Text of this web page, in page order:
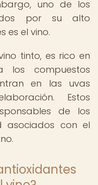
uno de los
por su alto
es el vino.
tinto, es rico en
los compuestos
en las uvas
Estos
de los
asociados con el